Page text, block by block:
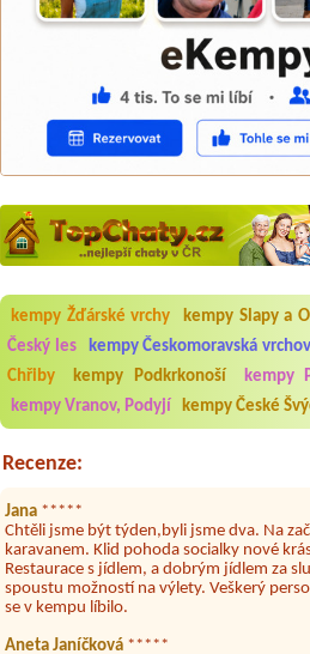
kempy Žďárské vrchy kempy Slapy a
Český les
kempy Českomoravská
Chřiby
kempy Podkrkonoší kempy
kempy Vranov, Podyjí
kempy České
Recenze:
Aneta Melicharová***
Byli jsme zde v týdnu od 25.7. do 1.8.
V umývárně i na WC bylo vždy čisto,
množství návštěvníků není samozřejmost.
restaurace, kebab a další občerstvení. Co
ubytovaných. Přes den jsem si připadala
Jana*****
Chtěli jsme být týden,byli jsme dva. Na
karavanem. Klid pohoda socialky nové
Restaurace s jídlem, a dobrým jídlem za
spoustu možností na výlety. Veškerý
se v kempu líbilo.